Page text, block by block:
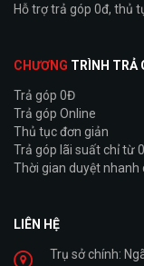
Hỗ trợ trả góp 0đ, thủ
CHƯƠNG TRÌNH TRẢ
Trả góp 0Đ
Trả góp Online
Thủ tục đơn giản
Trả góp lãi suất chỉ từ
Thời gian duyệt nhanh
LIÊN HỆ
Trụ sở chính: